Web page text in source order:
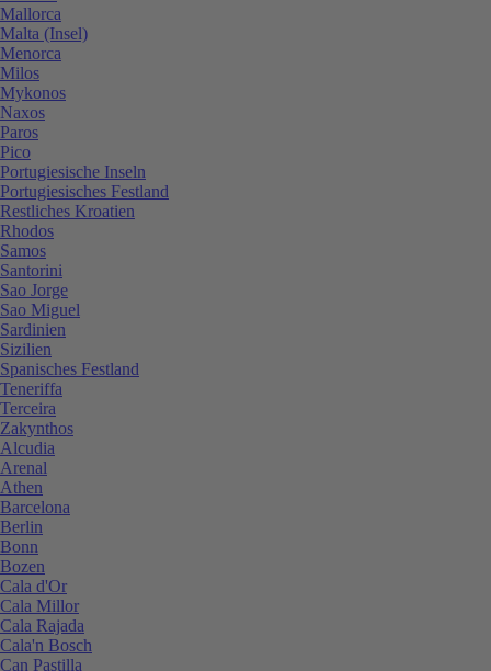
Mallorca
Malta (Insel)
Menorca
Milos
Mykonos
Naxos
Paros
Pico
Portugiesische Inseln
Portugiesisches Festland
Restliches Kroatien
Rhodos
Samos
Santorini
Sao Jorge
Sao Miguel
Sardinien
Sizilien
Spanisches Festland
Teneriffa
Terceira
Zakynthos
Alcudia
Arenal
Athen
Barcelona
Berlin
Bonn
Bozen
Cala d'Or
Cala Millor
Cala Rajada
Cala'n Bosch
Can Pastilla